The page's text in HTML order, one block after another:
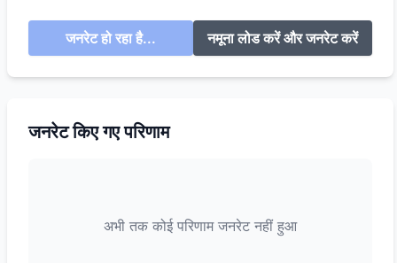
जनरेट हो रहा है... नमूना लोड करें और जनरेट करें
जनरेट किए गए परिणाम
अभी तक कोई परिणाम जनरेट नहीं हुआ